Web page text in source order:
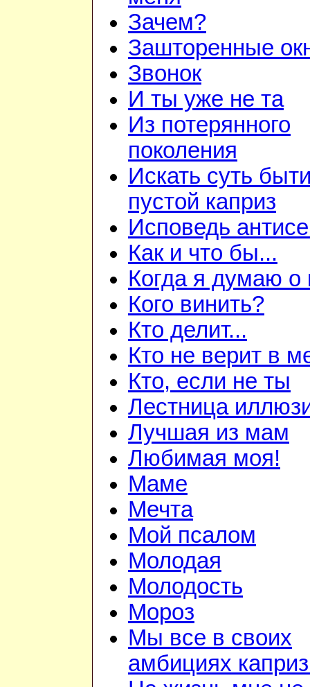
Зачем?
Зашторенные
Звонок
И ты уже не та
Из потерянного
поколения
Искать суть
пустой каприз
Исповедь
Как и что бы...
Когда я думаю о
Кого винить?
Кто делит...
Кто не верит в
Кто, если не ты
Лестница
Лучшая из мам
Любимая моя!
Маме
Мечта
Мой псалом
Молодая
Молодость
Мороз
Мы все в своих
амбициях